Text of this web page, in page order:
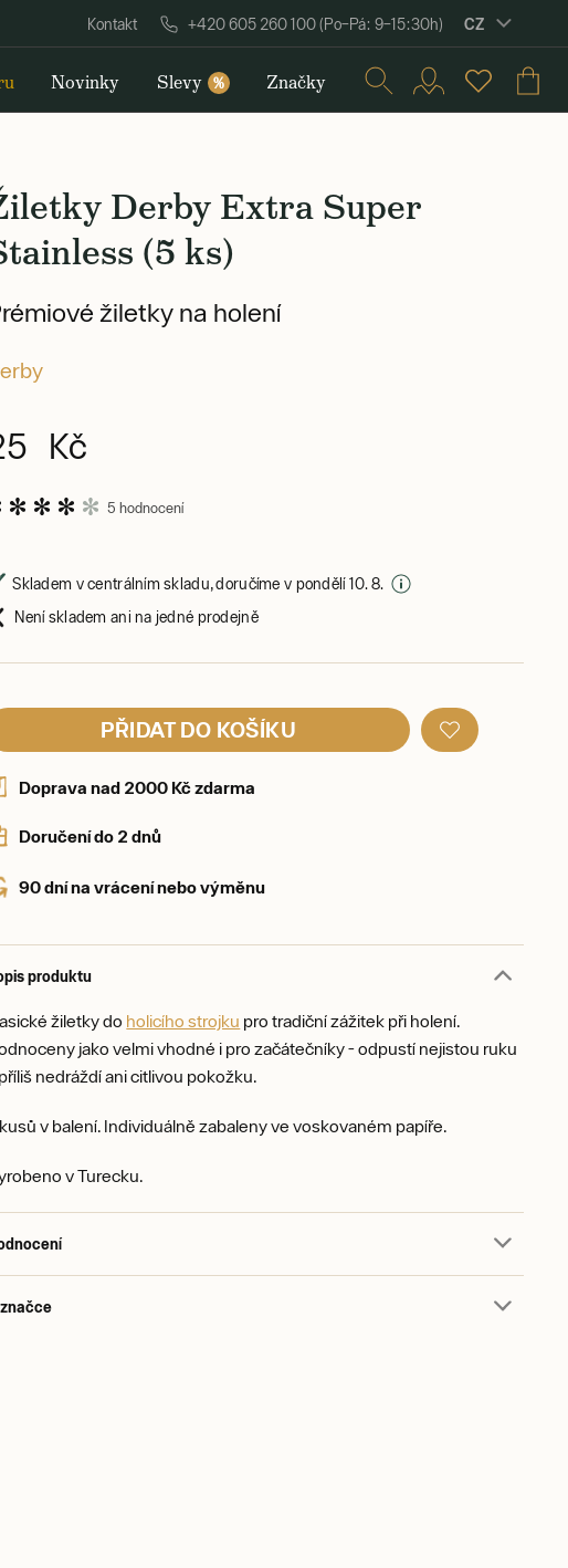
Kontakt +420 605 260 100 (Po–Pá: 9–15:30h) CZ
Novinky Slevy % Značky
Derby Extra Super
(5 ks)
žiletky na holení
Kč
5 hodnocení
Skladem v centrálním skladu, doručíme v pondělí 10. 8.
Není skladem ani na jedné prodejně
PŘIDAT DO KOŠÍKU
Doprava nad 2000 Kč zdarma
Doručení do 2 dnů
90 dní na vrácení nebo výměnu
produktu
žiletky do holicího strojku pro tradiční zážitek při holení.
jako velmi vhodné i pro začátečníky - odpustí nejistou ruku
nedráždí ani citlivou pokožku.
v balení. Individuálně zabaleny ve voskovaném papíře.
v Turecku.